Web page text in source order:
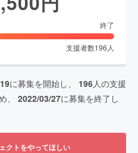
終了
支援者数196 人
に募集を開始し、 196人の支援
、 2022/03/27に募集を終了し
クトをやってほしい